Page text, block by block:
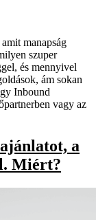
manapság
szuper
és mennyivel
ám sokan
Inbound
vagy az
a
Miért?